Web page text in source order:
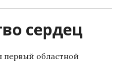
сердец
первый областной